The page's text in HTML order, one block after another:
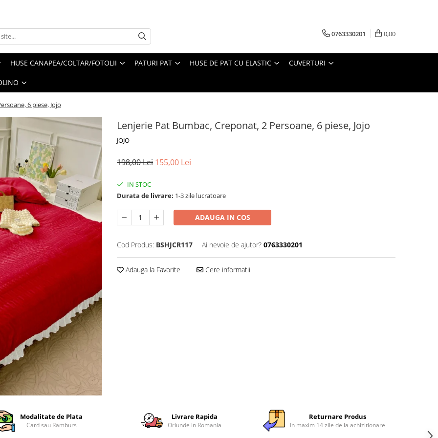
0763330201 0,00
HUSE CANAPEA/COLTAR/FOTOLII PATURI PAT HUSE DE PAT CU ELASTIC CUVERTURI
6 piese, Jojo
Lenjerie Pat Bumbac, Creponat, 2 Persoane, 6 piese, Jojo
JOJO
198,00 Lei 155,00 Lei
IN STOC
Durata de livrare: 1-3 zile lucratoare
ADAUGA IN COS
Cod Produs: BSHJCR117 Ai nevoie de ajutor? 0763330201
Adauga la Favorite Cere informatii
Modalitate de Plata
Card sau Ramburs
Livrare Rapida
Oriunde in Romania
Returnare Produs
In maxim 14 zile de la achizitionare